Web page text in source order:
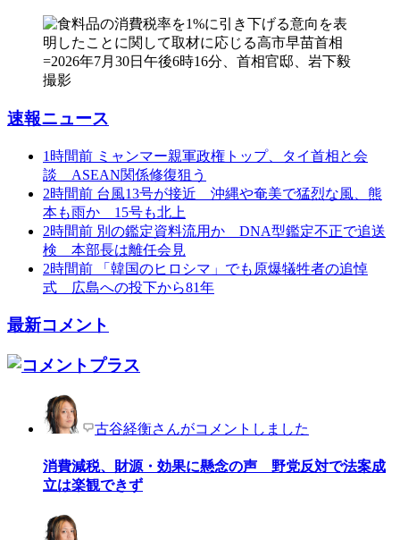
速報ニュース
1時間前 ミャンマー親軍政権トップ、タイ首相と会
談 ASEAN関係修復狙う
2時間前 台風13号が接近 沖縄や奄美で猛烈な風、熊
本も雨か 15号も北上
2時間前 別の鑑定資料流用か DNA型鑑定不正で追送
検 本部長は離任会見
2時間前
「韓国のヒロシマ」でも原爆犠牲者の追悼
式 広島への投下から81年
最新コメント
古谷経衡さんがコメントしました
消費減税、財源・効果に懸念の声 野党反対で法案成
立は楽観できず